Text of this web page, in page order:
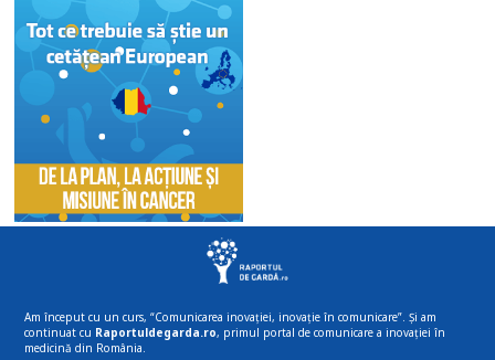
Am început cu un curs, “Comunicarea inovației, inovație în comunicare”. Și am
continuat cu Raportuldegarda.ro, primul portal de comunicare a inovației în
medicină din România.